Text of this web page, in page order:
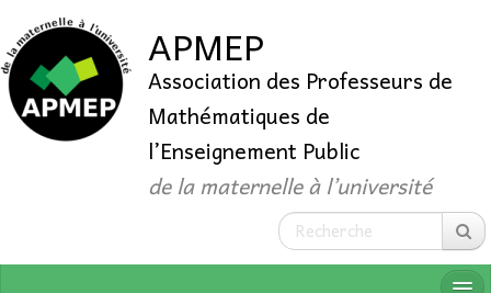
APMEP
Association des Professeurs de
Mathématiques de
l’Enseignement Public
de la maternelle à l’université